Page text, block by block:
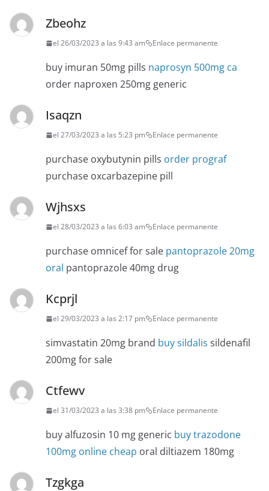
Zbeohz
el 26/03/2023 a las 9:43 am Enlace permanente
buy imuran 50mg pills naprosyn 500mg ca
order naproxen 250mg generic
Isaqzn
el 27/03/2023 a las 5:23 pm Enlace permanente
purchase oxybutynin pills order prograf
purchase oxcarbazepine pill
Wjhsxs
el 28/03/2023 a las 6:03 am Enlace permanente
purchase omnicef for sale pantoprazole 20mg
oral pantoprazole 40mg drug
Kcprjl
el 29/03/2023 a las 2:17 pm Enlace permanente
simvastatin 20mg brand buy sildalis sildenafil
200mg for sale
Ctfewv
el 31/03/2023 a las 3:38 pm Enlace permanente
buy alfuzosin 10 mg generic buy trazodone
100mg online cheap oral diltiazem 180mg
Tzgkga